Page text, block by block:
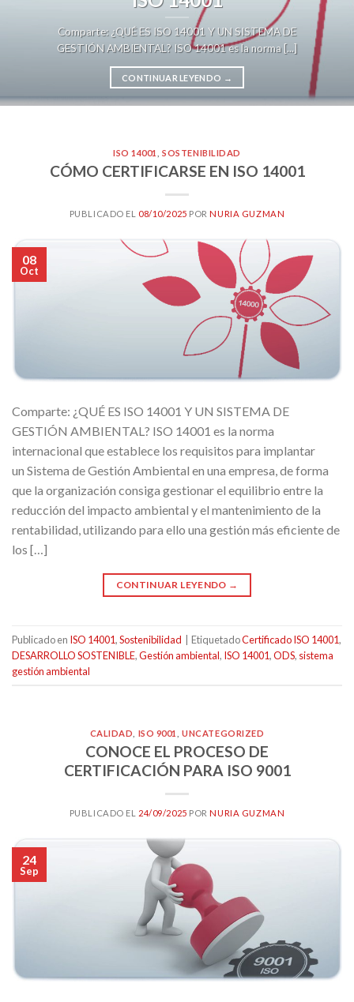
Comparte: ¿QUÉ ES ISO 14001 Y UN SISTEMA DE
GESTIÓN AMBIENTAL? ISO 14001 es la norma [...]
CONTINUAR LEYENDO →
ISO 14001 ,SOSTENIBILIDAD
CÓMO CERTIFICARSE EN ISO 14001
PUBLICADO EL 08/10/2025 PORNURIA GUZMAN
08
Oct
Comparte: ¿QUÉ ES ISO 14001 Y UN SISTEMA DE
GESTIÓN AMBIENTAL? ISO 14001 es la norma
internacional que establece los requisitos para implantar
un Sistema de Gestión Ambiental en una empresa, de forma
que la organización consiga gestionar el equilibrio entre la
reducción del impacto ambiental y el mantenimiento de la
rentabilidad, utilizando para ello una gestión más eficiente de
los […]
CONTINUAR LEYENDO →
Publicado en ISO 14001,Sostenibilidad | EtiquetadoCertificado ISO 14001,
DESARROLLO SOSTENIBLE,Gestión ambiental, ISO 14001,ODS, sistema
gestión ambiental
CALIDAD ISO 9001 ,UNCATEGORIZED
CONOCE EL PROCESO DE
CERTIFICACIÓN PARA ISO 9001
PUBLICADO EL 24/09/2025 PORNURIA GUZMAN
24
Sep